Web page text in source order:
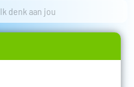
Ik denk aan jou